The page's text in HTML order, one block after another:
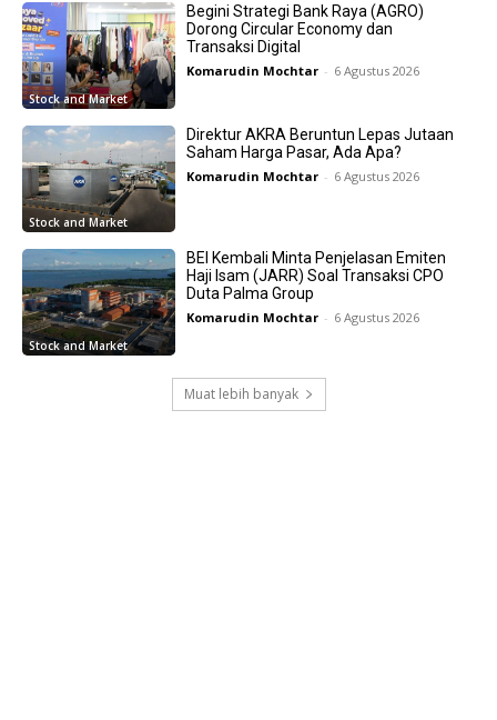
Stock and Market
Begini Strategi Bank Raya (AGRO)
Dorong Circular Economy dan
Transaksi Digital
Komarudin Mochtar - 6 Agustus 2026
Stock and Market
Direktur AKRA Beruntun Lepas Jutaan
Saham Harga Pasar, Ada Apa?
Komarudin Mochtar - 6 Agustus 2026
Stock and Market
BEI Kembali Minta Penjelasan Emiten
Haji Isam (JARR) Soal Transaksi CPO
Duta Palma Group
Komarudin Mochtar - 6 Agustus 2026
Muat lebih banyak